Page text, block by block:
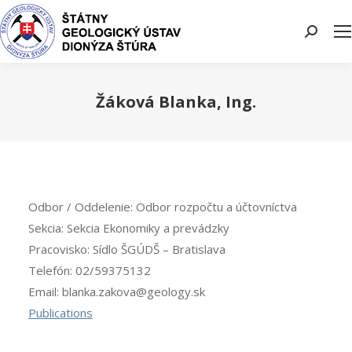
Search:
Žáková Blanka, Ing.
Odbor / Oddelenie: Odbor rozpočtu a účtovníctva
Sekcia: Sekcia Ekonomiky a prevádzky
Pracovisko: Sídlo ŠGÚDŠ – Bratislava
Telefón: 02/59375132
Email: blanka.zakova@geology.sk
Publications